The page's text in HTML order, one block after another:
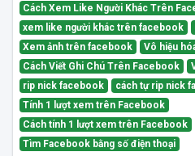
Cách Xem Like Người Khác Trên
xem like người khác trên facebook
Xem ảnh trên facebook
Vô hiệu
Cách Viết Ghi Chú Trên Facebook
rip nick facebook
cách tự rip nick
Tính 1 lượt xem trên Facebook
Cách tính 1 lượt xem trên Facebook
Tìm Facebook bằng số điện thoại